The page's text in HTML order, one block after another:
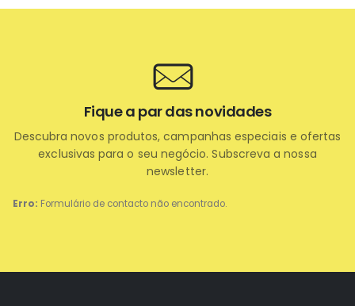
Erro: Formulário de contacto não encontrado.
Fique a par das novidades
Descubra novos produtos, campanhas especiais e ofertas
exclusivas para o seu negócio. Subscreva a nossa
newsletter.